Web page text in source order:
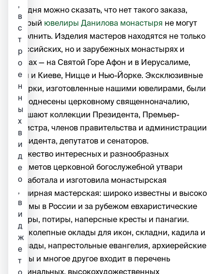
Сегодня можно сказать, что нет такого заказа,
который ювелиры Данилова монастыря не могут
выполнить. Изделия мастеров находятся не только
в российских, но и зарубежных монастырях и
храмах — на Святой Горе Афон и в Иерусалиме,
Бари и Киеве, Ницце и Нью-Йорке. Эксклюзивные
подарки, изготовленные нашими ювелирами, были
преподнесены церковному священноначалию,
украшают коллекции Президента, Премьер-
министра, членов правительства и администрации
Президента, депутатов и сенаторов.
Множество интересных и разнообразных
предметов церковной богослужебной утвари
разработала и изготовила монастырская
ювелирная мастерская: широко известны и высоко
ценимы в России и за рубежом евхаристические
наборы, потиры, наперсные кресты и панагии.
Великолепные оклады для икон, складни, кадила и
лампады, напрестольные евангелия, архиерейские
жезлы и многое другое входит в перечень
оригинальных, высокохудожественных
,
в
с
т
р
о
е
н
н
ы
х
в
и
д
е
о
,
в
и
д
ж
е
т